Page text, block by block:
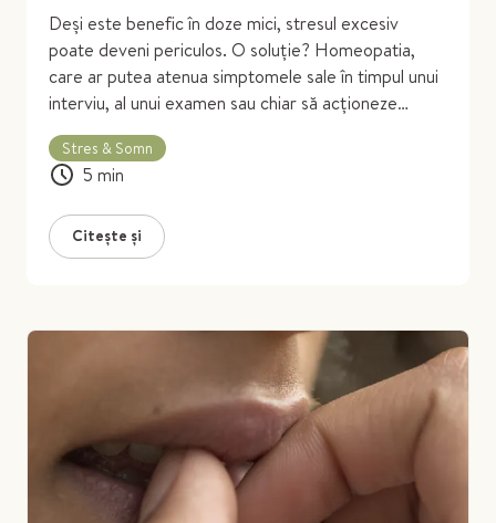
Deși este benefic în doze mici, stresul excesiv
poate deveni periculos. O soluție? Homeopatia,
care ar putea atenua simptomele sale în timpul unui
interviu, al unui examen sau chiar să acționeze
preventiv cu un tratament de fond.
Stres & Somn
5 min
Citește și